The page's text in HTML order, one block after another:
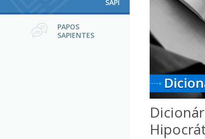
SAPI
PAPOS
SAPIENTES